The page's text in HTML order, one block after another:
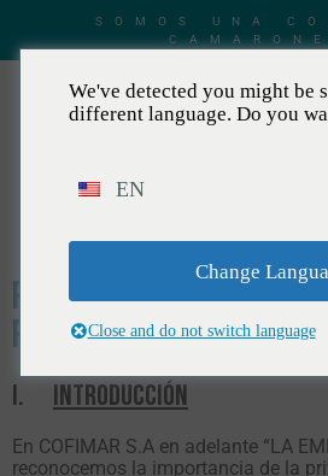
SOMOS UNA
Política de protección
personales
I. INTRODUCCIÓN
En COFIMAR S.A en adelante “LA
reconocemos la importancia de la
We've detected you might be
different language. Do you
EN
Change
Close and do not switch language